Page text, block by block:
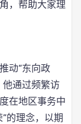
，帮助大家理
动“东向政
他通过频繁访
在地区事务中
的理念，以期